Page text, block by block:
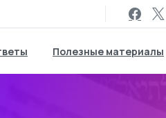
Полезные материалы